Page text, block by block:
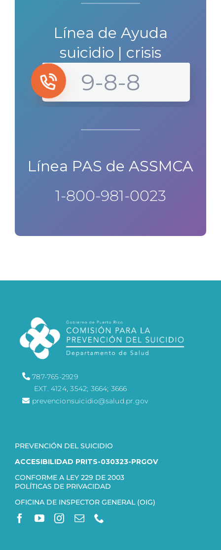
9-8-8
Línea de Ayuda
suicidio | crisis
Línea PAS de ASSMCA
1-800-981-0023​
787-765-2929
EXT. 4124, 3542; 3664; 3666
prevencionsuicidio@salud.pr.gov
PREVENCIÓN DEL SUICIDIO
ACCESIBILIDAD PRITS-030323-PRGOV
CONFORME A LEY 229 DE 2003
POLÍTICAS DE PRIVACIDAD
OFICINA DE INSPECTOR GENERAL (OIG)